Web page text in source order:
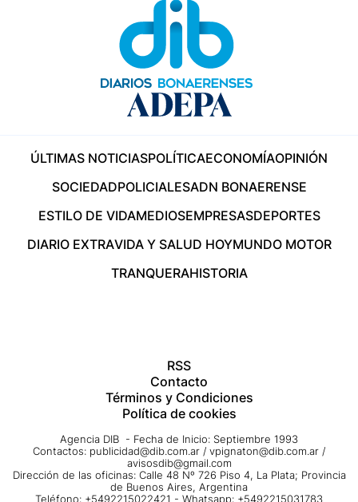
ÚLTIMAS NOTICIASPOLÍTICAECONOMÍAOPINIÓN
SOCIEDADPOLICIALESADN BONAERENSE
ESTILO DE VIDAMEDIOSEMPRESASDEPORTES
DIARIO EXTRAVIDA Y SALUD HOYMUNDO MOTOR
TRANQUERAHISTORIA
RSS
Contacto
Términos y Condiciones
Política de cookies
Agencia DIB - Fecha de Inicio: Septiembre 1993
Contactos: publicidad@dib.com.ar / vpignaton@dib.com.ar /
avisosdib@gmail.com
Dirección de las oficinas: Calle 48 Nº 726 Piso 4, La Plata; Provincia
de Buenos Aires, Argentina
Teléfono: +5492215022421 - Whatsapp: +5492215031783